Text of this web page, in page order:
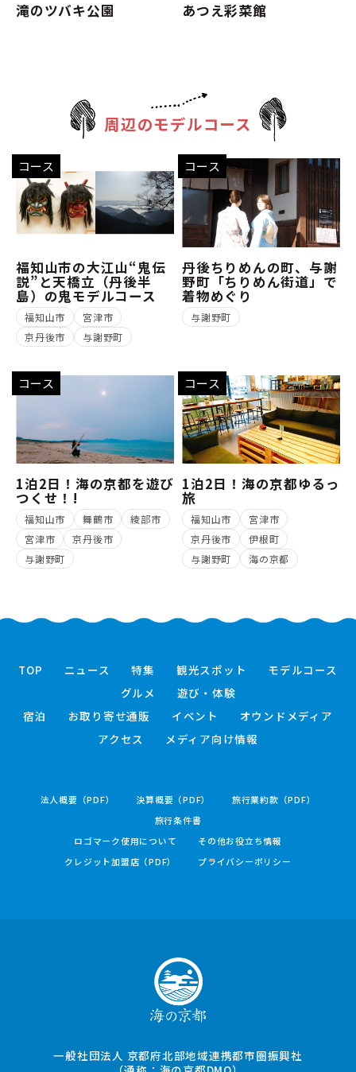
滝のツバキ公園 あつえ彩菜館
周辺のモデルコース
コース
福知山市の大江山“鬼伝
説”と天橋立（丹後半
島）の鬼モデルコース
福知山市
宮津市
京丹後市
与謝野町
コース
丹後ちりめんの町、与謝
野町「ちりめん街道」で
着物めぐり
与謝野町
コース
1泊2日！海の京都を遊び
つくせ！!
福知山市 舞鶴市
綾部市
宮津市
京丹後市
与謝野町
コース
1泊2日！海の京都ゆるっ
旅
福知山市
宮津市
京丹後市
伊根町
与謝野町
海の京都
TOP ニュース 特集 観光スポット
モデルコース
グルメ
遊び・体験
宿泊
お取り寄せ通販 イベント
オウンドメディア
アクセス
メディア向け情報
法人概要（PDF） 決算概要（PDF）
旅行業約款（PDF）
旅行条件書
ロゴマーク使用について
その他お役立ち情報
クレジット加盟店（PDF）
プライバシーポリシー
一般社団法人 京都府北部地域連携都市圏振興社